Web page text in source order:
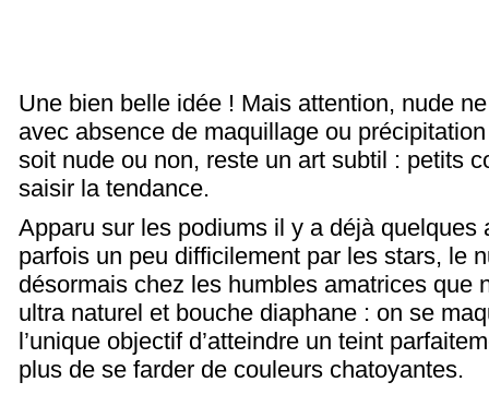
Une bien belle idée ! Mais attention, nude
avec absence de maquillage ou
soit nude ou non, reste un art subtil : petits
saisir la tendance.
Apparu sur les podiums il y a déjà quelques
parfois un peu difficilement par les stars, le
désormais chez les humbles amatrices que
ultra naturel et bouche diaphane : on se
l’unique objectif d’atteindre un teint
plus de se farder de couleurs chatoyantes.